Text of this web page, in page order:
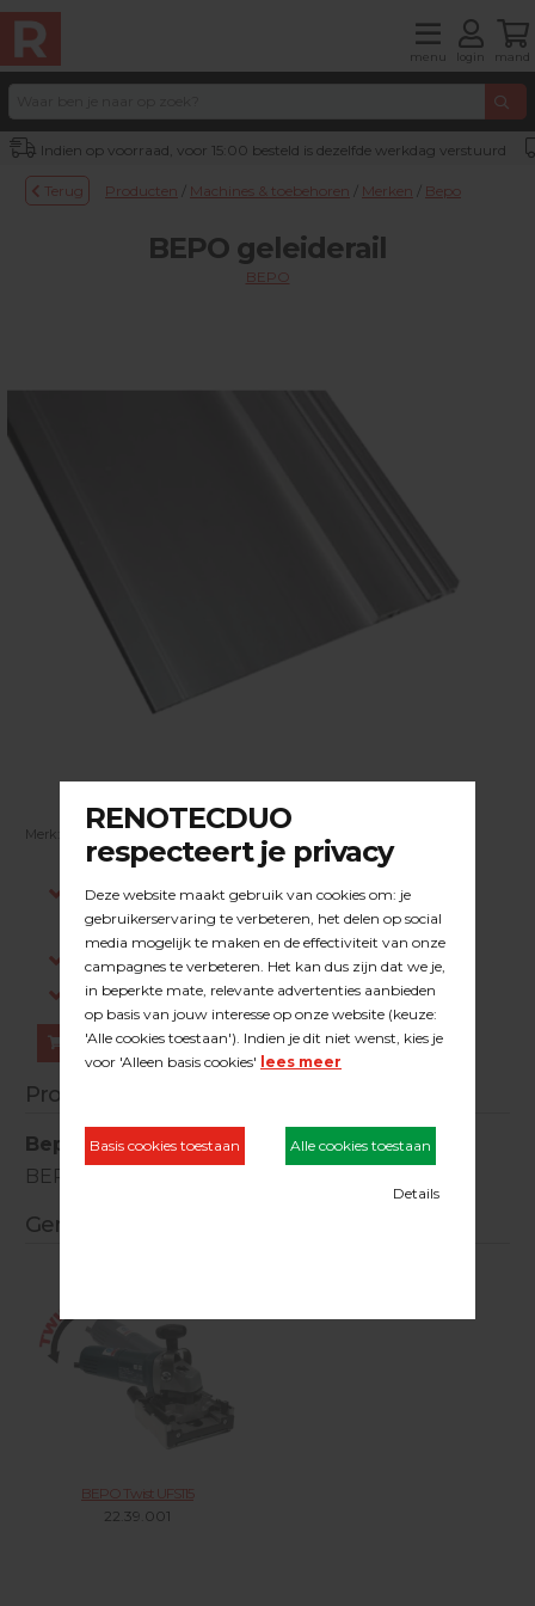
menu login mand
Indien op voorraad, voor 15:00 besteld is dezelfde werkdag verstuurd
Terug Producten / Machines & toebehoren / Merken / Bepo
BEPO geleiderail
BEPO
Merk:
Indien op voorraad, voor 15:00 besteld is
dezelfde werkdag verstuurd.
Gratis verzending in NL vanaf €200,-
Log in om prijzen te zien.
Bestellen
Productinformatie
Bepo geleiderail
BEPO geleiderail 700 mm.
Gerelateerde producten
BEPO Twist UFS115
22.39.001